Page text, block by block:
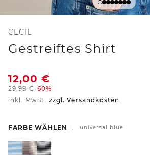
CECIL
Gestreiftes Shirt
12,00 €
29,99€-60%
inkl. MwSt. zzgl. Versandkosten
FARBE WÄHLEN universal blue